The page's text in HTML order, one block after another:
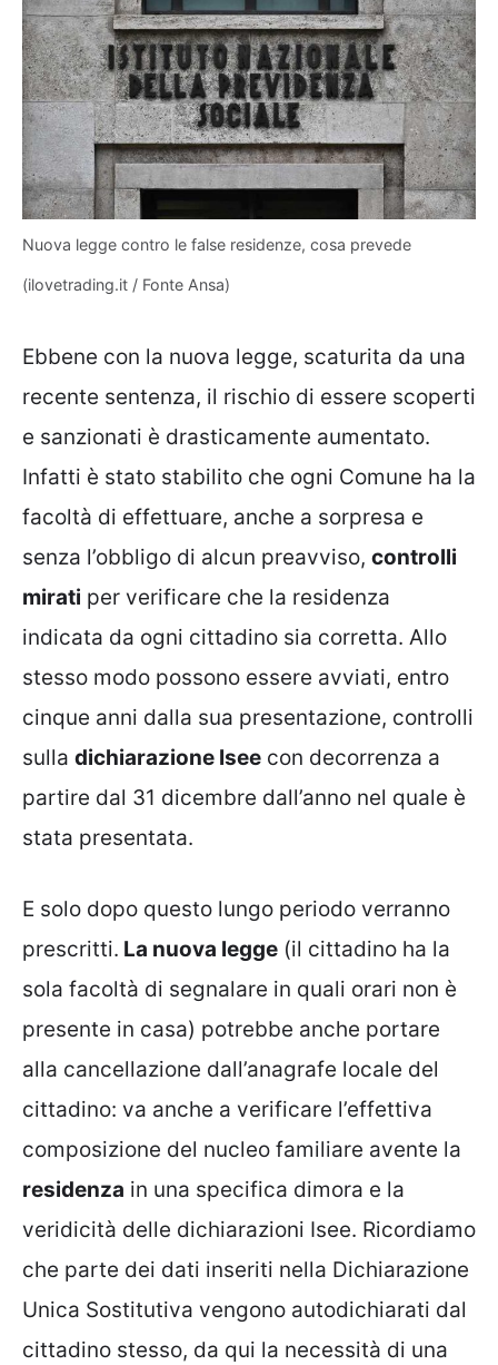
Nuova legge contro le false residenze, cosa prevede
(ilovetrading.it / Fonte Ansa)
Ebbene con la nuova legge, scaturita da una
recente sentenza, il rischio di essere scoperti
e sanzionati è drasticamente aumentato.
Infatti è stato stabilito che ogni Comune ha la
facoltà di effettuare, anche a sorpresa e
senza l’obbligo di alcun preavviso, controlli
mirati per verificare che la residenza
indicata da ogni cittadino sia corretta. Allo
stesso modo possono essere avviati, entro
cinque anni dalla sua presentazione, controlli
sulla dichiarazione Isee con decorrenza a
partire dal 31 dicembre dall’anno nel quale è
stata presentata.
E solo dopo questo lungo periodo verranno
prescritti. La nuova legge (il cittadino ha la
sola facoltà di segnalare in quali orari non è
presente in casa) potrebbe anche portare
alla cancellazione dall’anagrafe locale del
cittadino: va anche a verificare l’effettiva
composizione del nucleo familiare avente la
residenza in una specifica dimora e la
veridicità delle dichiarazioni Isee. Ricordiamo
che parte dei dati inseriti nella Dichiarazione
Unica Sostitutiva vengono autodichiarati dal
cittadino stesso, da qui la necessità di una